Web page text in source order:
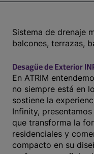
Sistema de drenaje
balcones, terrazas,
Desagüe de Exterior
En ATRIM
no siempre está en
sostiene la
Infinity,
que transforma la
residenciales y
compacto en su